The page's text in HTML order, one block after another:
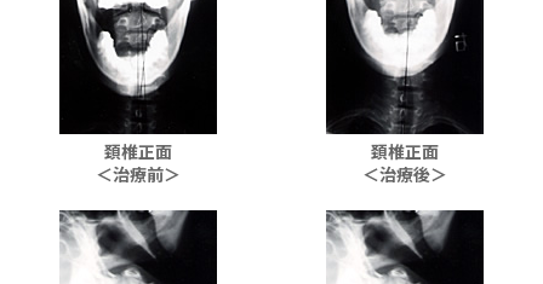
頚椎正面
＜治療前＞
頚椎正面
＜治療後＞